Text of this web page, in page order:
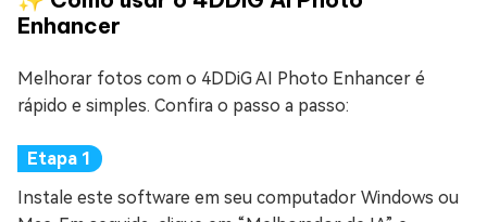
Enhancer
Melhorar fotos com o 4DDiG AI Photo Enhancer é
rápido e simples. Confira o passo a passo:
Instale este software em seu computador Windows ou